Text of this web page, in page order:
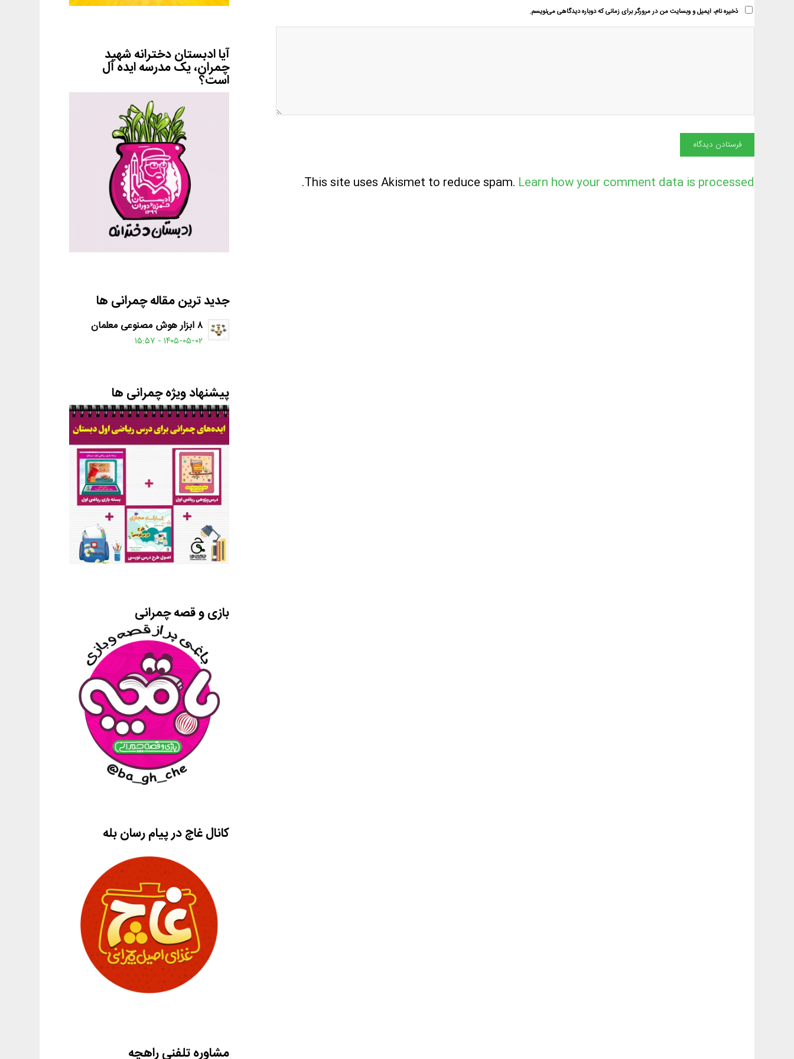
ذخیره نام، ایمیل و وبسایت من در مرورگر برای زمانی که دوباره دیدگاهی می‌نویسم.
This site uses Akismet to reduce spam. Learn how your comment data is processed
.
آیا ادبستان دخترانه شهید
چمران، یک مدرسه ایده آل
است؟
جدید ترین مقاله چمرانی ها
۸ ابزار هوش مصنوعی معلمان
۱۴۰۵-۰۵-۰۲ - ۱۵:۵۷
پیشنهاد ویژه چمرانی ها
بازی و قصه چمرانی
کانال غاچ در پیام رسان بله
مشاوره تلفنی راهچه